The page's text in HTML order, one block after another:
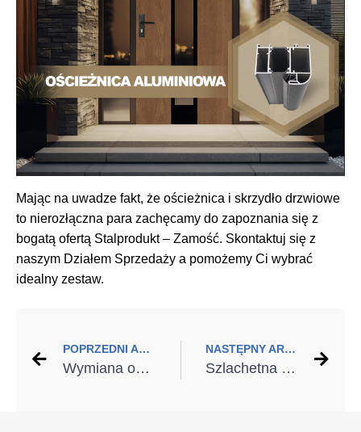
Mając na uwadze fakt, że ościeżnica i skrzydło drzwiowe
to nierozłączna para zachęcamy do zapoznania się z
bogatą ofertą Stalprodukt – Zamość. Skontaktuj się z
naszym Działem Sprzedaży a pomożemy Ci wybrać
idealny zestaw.
POPRZEDNI ARTYKUŁ
Wymiana okien ze szczelnym montażem
NASTĘPNY ARTYKUŁ
Szlachetna markiza w Twoim oknie